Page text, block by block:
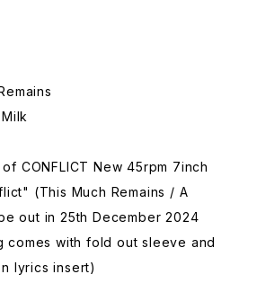
CONFLICT New 45rpm 7inch
(This Much Remains / A
out in 25th December 2024
comes with fold out sleeve and
lyrics insert)